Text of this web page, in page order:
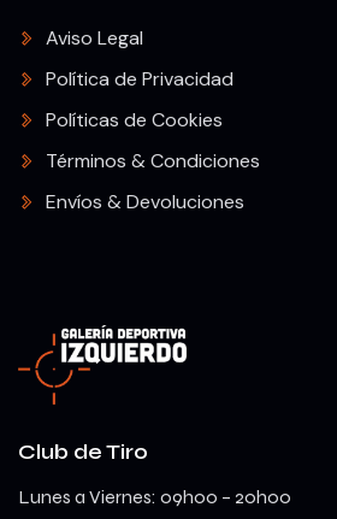
Club de Tiro
Lunes a Viernes: 09h00 – 20h00
Aviso Legal
Política de Privacidad
Políticas de Cookies
Términos & Condiciones
Envíos & Devoluciones